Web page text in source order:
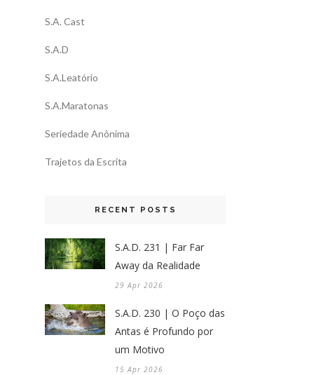
S.A. Cast
S.A.D
S.A.Leatório
S.A.Maratonas
Seriedade Anônima
Trajetos da Escrita
RECENT POSTS
S.A.D. 231 | Far Far
Away da Realidade
29 Apr 2026
S.A.D. 230 | O Poço das
Antas é Profundo por
um Motivo
15 Apr 2026